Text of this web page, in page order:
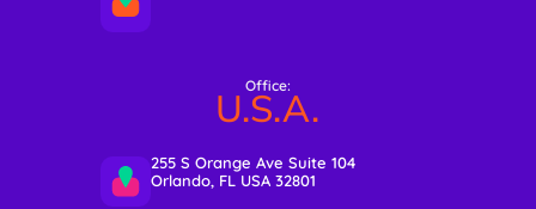
Office:
U.S.A.
255 S Orange Ave Suite 104
Orlando, FL USA 32801